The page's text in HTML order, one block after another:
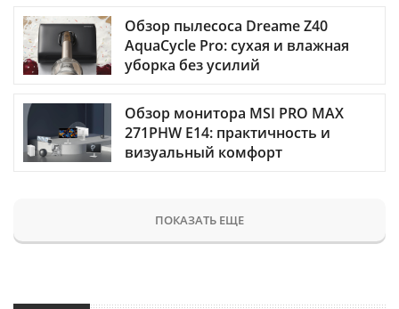
Обзор пылесоса Dreame Z40
AquaCycle Pro: сухая и влажная
уборка без усилий
Обзор монитора MSI PRO MAX
271PHW E14: практичность и
визуальный комфорт
ПОКАЗАТЬ ЕЩЕ